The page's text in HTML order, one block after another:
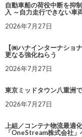
自動車船の荷役中断を抑
入 ～自力走行できない車
2026年7月27日
【㈱ハナインターナショ
更なる強化ねらう
2026年7月27日
東京ミッドタウン八重洲
2026年7月27日
上組／コンテナ物流最適
「OneStream株式会社